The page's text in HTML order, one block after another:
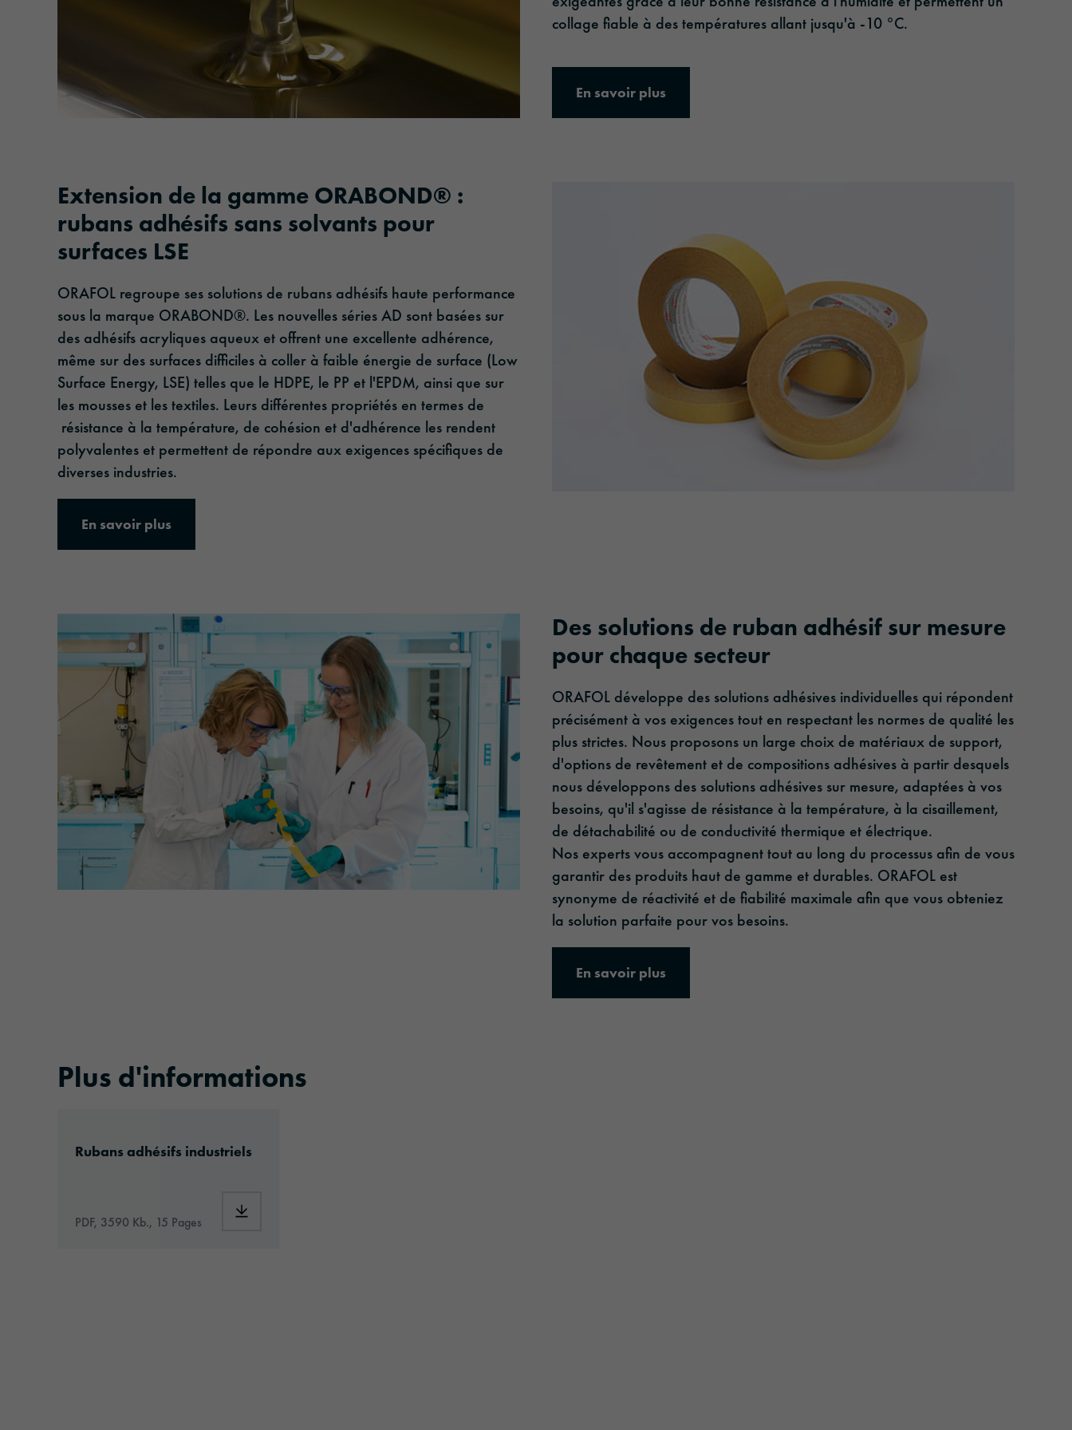
collage fiable à des températures allant jusqu'à -10 °C.
En savoir plus
Extension de la gamme ORABOND® :
rubans adhésifs sans solvants pour
surfaces LSE
ORAFOL regroupe ses solutions de rubans adhésifs haute performance
sous la marque ORABOND®. Les nouvelles séries AD sont basées sur
des adhésifs acryliques aqueux et offrent une excellente adhérence,
même sur des surfaces difficiles à coller à faible énergie de surface (Low
Surface Energy, LSE) telles que le HDPE, le PP et l'EPDM, ainsi que sur
les mousses et les textiles. Leurs différentes propriétés en termes de
résistance à la température, de cohésion et d'adhérence les rendent
polyvalentes et permettent de répondre aux exigences spécifiques de
diverses industries.
En savoir plus
Des solutions de ruban adhésif sur mesure
pour chaque secteur
ORAFOL développe des solutions adhésives individuelles qui répondent
précisément à vos exigences tout en respectant les normes de qualité les
plus strictes. Nous proposons un large choix de matériaux de support,
d'options de revêtement et de compositions adhésives à partir desquels
nous développons des solutions adhésives sur mesure, adaptées à vos
besoins, qu'il s'agisse de résistance à la température, à la cisaillement,
de détachabilité ou de conductivité thermique et électrique.
Nos experts vous accompagnent tout au long du processus afin de vous
garantir des produits haut de gamme et durables. ORAFOL est
synonyme de réactivité et de fiabilité maximale afin que vous obteniez
la solution parfaite pour vos besoins.
En savoir plus
Plus d'informations
Rubans adhésifs industriels
PDF, 3590 Kb., 15 Pages